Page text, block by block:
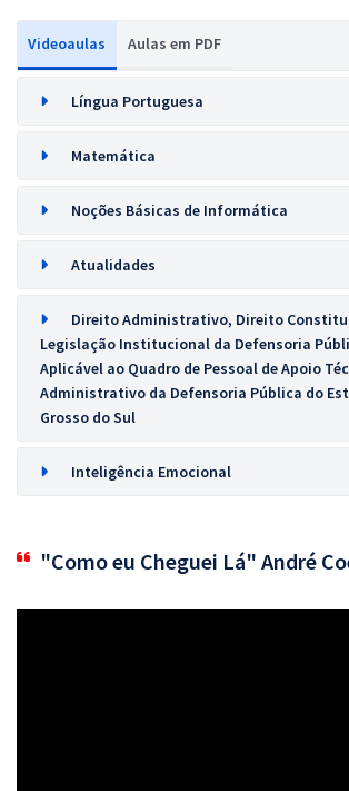
Videoaulas Aulas em PDF
Língua Portuguesa
Matemática
Noções Básicas de Informática
Atualidades
Direito Administrativo, Direito
Legislação Institucional da Defensoria
Aplicável ao Quadro de Pessoal de Apoio
Administrativo da Defensoria Pública do
Grosso do Sul
Inteligência Emocional
"Como eu Cheguei Lá" André